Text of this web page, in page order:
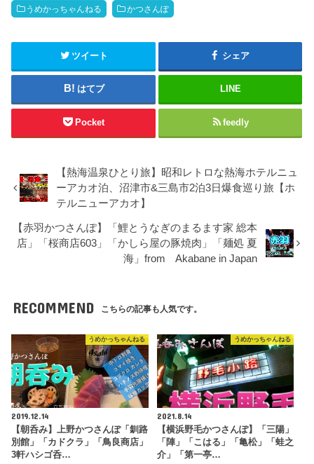
うめかっちゃんねる かつさんぽ
ツイート シェア
はてブ LINE
Pocket feedly
【熱海温泉ひとり旅】昭和レトロな熱海ホテルニュ
ーアカオ泊、沼津市&三島市2泊3日爆食巡り旅【ホ
テルニューアカオ】
【赤羽かつさんぽ】「鯉とうなぎのまるます家 総本
店」「桜商店603」「かしら屋の豚焼肉」「麺処 夏
海」from Akabane in Japan
RECOMMEND こちらの記事も人気です。
うめかっちゃんねる
2019.12.14
【朝呑み】上野かつさんぽ「釧路
別館」「カドクラ」「鳥良商店」
3軒ハシゴ呑…
うめかっちゃんねる
2021.8.14
【横浜野毛かつさんぽ】「三陽」
「陣」「こはる」「亀松」「蛙之
介」「第一亭…